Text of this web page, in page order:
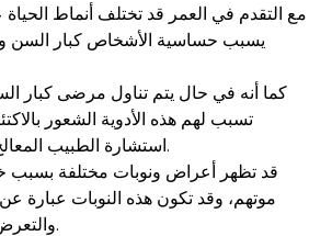
مع التقدم في العمر قد تختلف أنماط
يسبب حساسية الأشخاص كبار السن
كما أنه في حال يتم تناول مرضى كبار
تسبب لهم هذه الأدوية الشعور
استشارة الطبيب المعالج وتغيير العلاج فوراً.
قد تظهر أعراض ونوبات مختلفة
موتهم، وقد تكون هذه النوبات عبارة
والتعرض لعدم انتظام النوم.